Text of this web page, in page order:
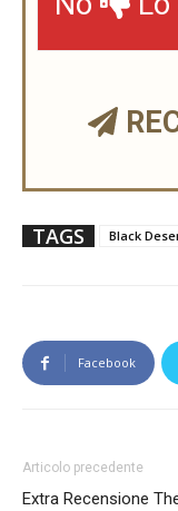
TAGS Black
Facebook
Articolo precedente
Extra Recensione